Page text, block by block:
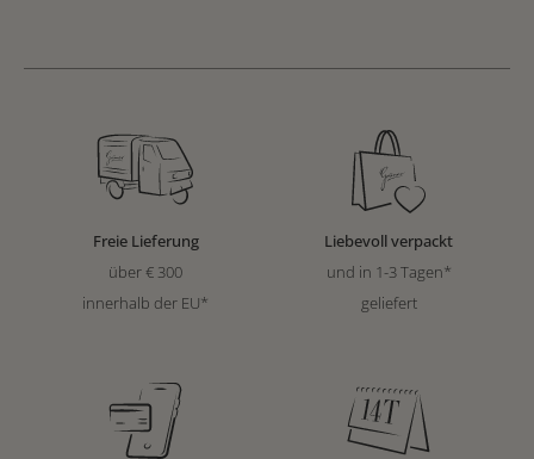
Freie Lieferung
über € 300
innerhalb der EU*
Liebevoll verpackt
und in 1-3 Tagen*
geliefert